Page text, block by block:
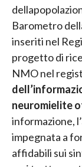
Barometro
inseriti nel
progetto di
NMO nel
neuromielite
informazione,
impegnata a
affidabili sui